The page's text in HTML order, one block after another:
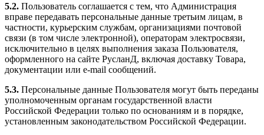
5.2. Пользователь соглашается с тем, что Администрация
вправе передавать персональные данные третьим лицам, в
частности, курьерским службам, организациями почтовой
связи (в том числе электронной), операторам электросвязи,
исключительно в целях выполнения заказа Пользователя,
оформленного на сайте РусланД, включая доставку Товара,
документации или e-mail сообщений.
5.3. Персональные данные Пользователя могут быть переданы
уполномоченным органам государственной власти
Российской Федерации только по основаниям и в порядке,
установленным законодательством Российской Федерации.